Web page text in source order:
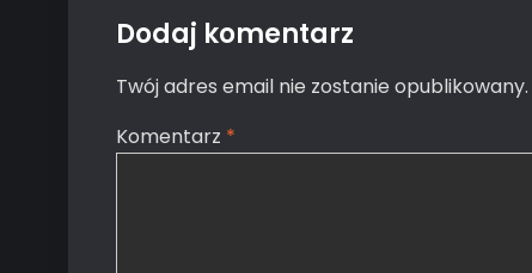
Dodaj komentarz
Twój adres email nie zostanie opublikowany.
Komentarz *